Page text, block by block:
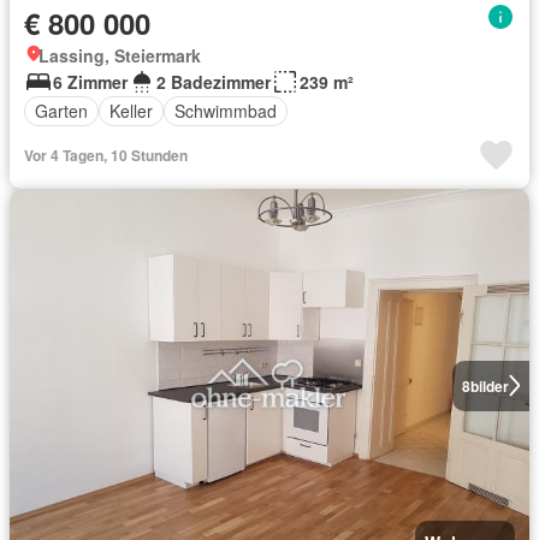
€ 800 000
Lassing, Steiermark
6 Zimmer
2 Badezimmer
239 m²
Garten
Keller Schwimmbad
Vor 4 Tagen, 10 Stunden
8bilder